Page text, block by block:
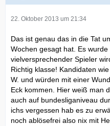
22. Oktober 2013 um 21:34
Das ist genau das in die Tat
Wochen gesagt hat. Es
vielversprechender Spieler
Richtig klasse! Kandidaten
W. und würden mit einer
Eck kommen. Hier weiß man
auch auf bundesliganiveau
ichs vergessen hab es zu
noch ablösefrei also nix mit